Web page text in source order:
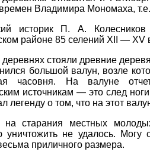
Владимира Мономаха,
историк П. А.
районе 85 селений XII — XV
деревнях стояли древние
большой валун, возле
часовня. На валуне
источникам — это след
легенду о том, что на этот
на старания местных
уничтожить не удалось.
приличного размера.